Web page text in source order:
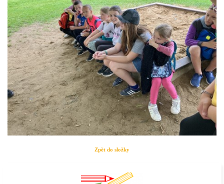
Zpět do složky